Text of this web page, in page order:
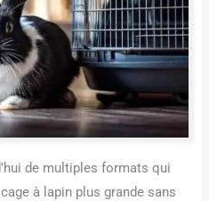
de multiples formats qui
à lapin plus grande sans